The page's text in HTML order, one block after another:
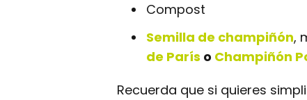
Compost
Semilla de champiñón,
de París o Champiñón
Recuerda que si quieres